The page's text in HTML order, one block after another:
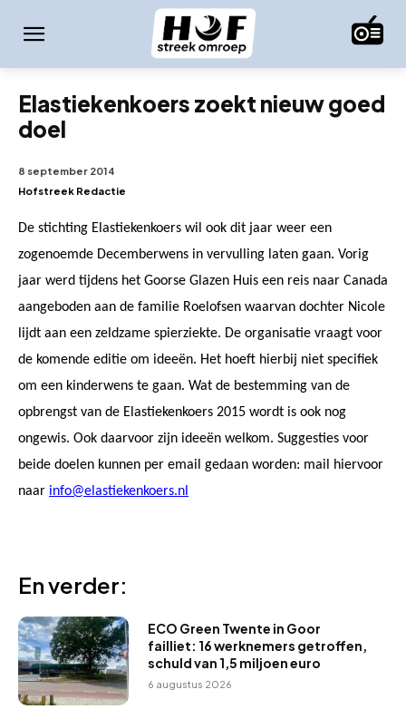
Elastiekenkoers zoekt nieuw goed
doel
8 september 2014
Hofstreek Redactie
De stichting Elastiekenkoers wil ook dit jaar weer een
zogenoemde Decemberwens in vervulling laten gaan. Vorig
jaar werd tijdens het Goorse Glazen Huis een reis naar Canada
aangeboden aan de familie Roelofsen waarvan dochter Nicole
lijdt aan een zeldzame spierziekte. De organisatie vraagt voor
de komende editie om ideeën. Het hoeft hierbij niet specifiek
om een kinderwens te gaan. Wat de bestemming van de
opbrengst van de Elastiekenkoers 2015 wordt is ook nog
ongewis. Ook daarvoor zijn ideeën welkom. Suggesties voor
beide doelen kunnen per email gedaan worden: mail hiervoor
naar info@elastiekenkoers.nl
En verder:
ECO Green Twente in Goor
failliet: 16 werknemers getroffen,
schuld van 1,5 miljoen euro
6 augustus 2026